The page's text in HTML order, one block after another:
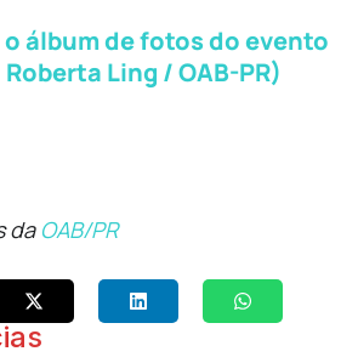
álbum de fotos do evento
Ling / OAB-PR)
da OAB/PR